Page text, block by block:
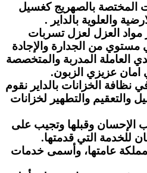
المختصة بالصهريج كغسيل
والعلوية بالداير .
العزل لعزل تسربات
مستوي من الجدارة والإجادة
العاملة المدربة والمتخصصة
امان عزيزي الزبون.
الخزانات بالداير نقوم
والتعقيم والتطهير لخزانات
الإحسان وقبلها وتجيب على
للخدمة التي قدمتها.
عامتها، وأسمى خدمات